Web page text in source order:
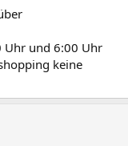
Uhr und 6:00 Uhr
keine